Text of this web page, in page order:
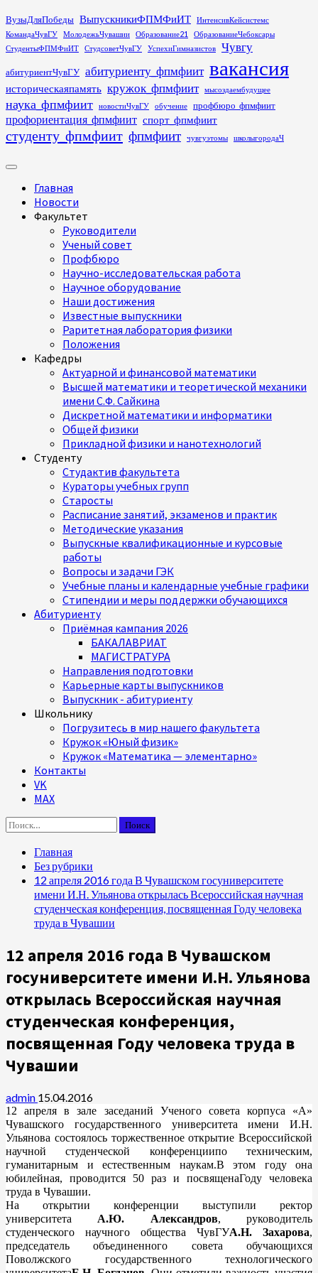
Перейти
к
содержимому
ВузыДляПобеды ВыпускникиФПМФиИТ
ИнтенсивКейсистемс
КомандаЧувГУ
МолодежьЧувашии Образование21
ОбразованиеЧебоксары
СтудентыФПМФиИТ
СтудсоветЧувГУ УспехиГимназистов Чувгу
абитуриентЧувГУ абитуриенту_фпмфиит вакансия
историческаяпамять кружок_фпмфиит мысоздаембудущее
наука_фпмфиит новостиЧувГУ обучение профбюро_фпмфиит
профориентация_фпмфиит спорт_фпмфиит
студенту_фпмфиит фпмфиит чувгуэтомы школыгородаЧ
Основное
Главная
Новости
Факультет
Руководители
Ученый совет
Профбюро
Научно-исследовательская работа
Научное оборудование
Наши достижения
Известные выпускники
Раритетная лаборатория физики
Положения
Кафедры
Актуарной и финансовой математики
Высшей математики и теоретической механики
имени С.Ф. Сайкина
Дискретной математики и информатики
Общей физики
Прикладной физики и нанотехнологий
Студенту
Студактив факультета
Кураторы учебных групп
Старосты
Расписание занятий, экзаменов и практик
Методические указания
Выпускные квалификационные и курсовые
работы
Вопросы и задачи ГЭК
Учебные планы и календарные учебные графики
Стипендии и меры поддержки обучающихся
Абитуриенту
Приёмная кампания 2026
БАКАЛАВРИАТ
МАГИСТРАТУРА
Направления подготовки
Карьерные карты выпускников
Выпускник - абитуриенту
Школьнику
Погрузитесь в мир нашего факультета
Кружок «Юный физик»
Кружок «Математика — элементарно»
Контакты
VK
MAX
Найти:
Главная
Без рубрики
12 апреля 2016 года В Чувашском госуниверситете
имени И.Н. Ульянова открылась Всероссийская научная
студенческая конференция, посвященная Году человека
труда в Чувашии
12 апреля 2016 года В Чувашском
госуниверситете имени И.Н. Ульянова
открылась Всероссийская научная
студенческая конференция,
посвященная Году человека труда в
Чувашии
admin 15.04.2016
12 апреля в зале заседаний Ученого совета корпуса «А»
Чувашского государственного университета имени И.Н.
Ульянова состоялось торжественное открытие Всероссийской
научной студенческой конференциипо техническим,
гуманитарным и естественным наукам.В этом году она
юбилейная, проводится 50 раз и посвященаГоду человека
труда в Чувашии.
На открытии конференции выступили ректор
университета А.Ю. Александров, руководитель
студенческого научного общества ЧувГУА.Н. Захарова,
председатель объединенного совета обучающихся
Поволжского государственного технологического